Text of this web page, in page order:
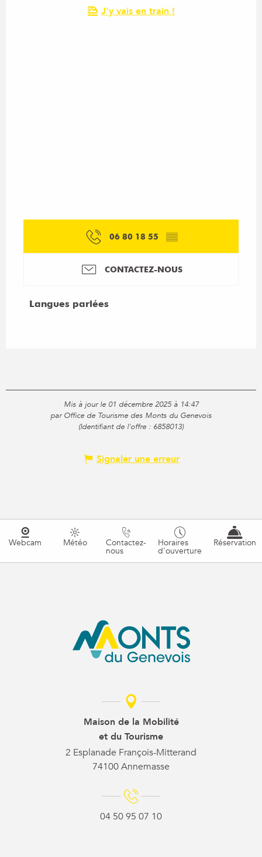
J'y vais en train !
06 80 18 55 ▒▒
CONTACTEZ-NOUS
Langues parlées
Langues parlées
Mis à jour le 01 décembre 2025 à 14:47
par Office de Tourisme des Monts du Genevois
(Identifiant de l'offre : 6858013)
Signaler une erreur
Webcam Météo Contactez-
nous
Horaires
d'ouverture
Réservation
Maison de la Mobilité
et du Tourisme
2 Esplanade François-Mitterand
74100 Annemasse
04 50 95 07 10